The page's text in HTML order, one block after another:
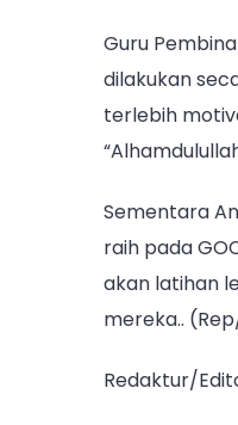
Guru
dilakukan
terlebih
Sementara
raih pada
akan latihan
mereka..
Redaktur/